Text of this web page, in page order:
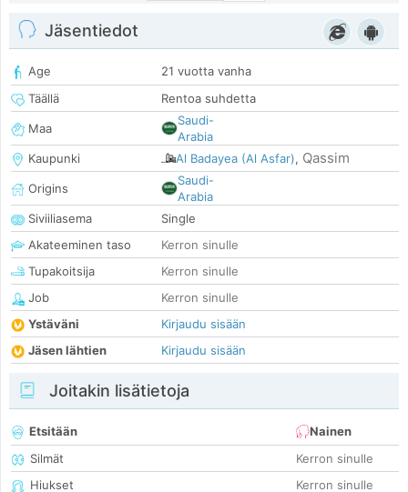
Jäsentiedot
Age
21 vuotta vanha
Täällä
Rentoa suhdetta
Maa
Saudi-
Arabia
Kaupunki
Al Badayea (Al Asfar), Qassim
Origins
Saudi-
Arabia
Siviiliasema
Single
Akateeminen taso
Kerron sinulle
Tupakoitsija
Kerron sinulle
Job
Kerron sinulle
Ystäväni
Kirjaudu sisään
Jäsen lähtien
Kirjaudu sisään
Joitakin lisätietoja
Etsitään
Nainen
Silmät
Kerron sinulle
Hiukset
Kerron sinulle